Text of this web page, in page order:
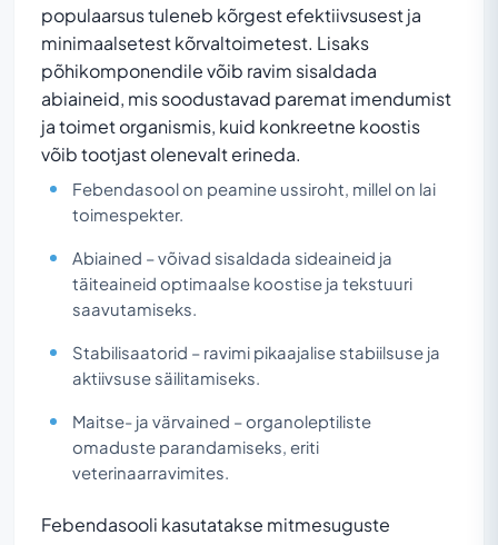
populaarsus tuleneb kõrgest efektiivsusest ja
minimaalsetest kõrvaltoimetest. Lisaks
põhikomponendile võib ravim sisaldada
abiaineid, mis soodustavad paremat imendumist
ja toimet organismis, kuid konkreetne koostis
võib tootjast olenevalt erineda.
Febendasool on peamine ussiroht, millel on lai
toimespekter.
Abiained – võivad sisaldada sideaineid ja
täiteaineid optimaalse koostise ja tekstuuri
saavutamiseks.
Stabilisaatorid – ravimi pikaajalise stabiilsuse ja
aktiivsuse säilitamiseks.
Maitse- ja värvained – organoleptiliste
omaduste parandamiseks, eriti
veterinaarravimites.
Febendasooli kasutatakse mitmesuguste